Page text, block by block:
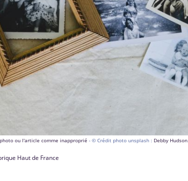
ou l'article comme inapproprié - © Crédit photo unsplash : Debby Hudson.
Haut de France